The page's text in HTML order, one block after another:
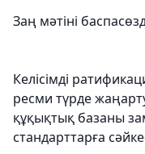
Заң мәтіні
Келісімді
ресми түрде
құқықтық базаны
стандарттарға